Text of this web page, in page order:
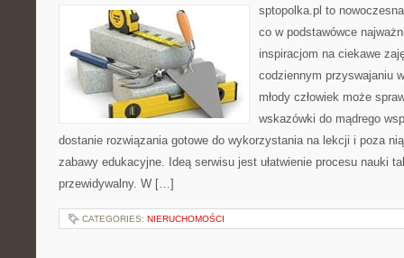
sptopolka.pl to
co w podstawówce
inspiracjom na ciekawe
codziennym przyswajaniu
młody człowiek może
wskazówki do mądrego
dostanie rozwiązania gotowe do wykorzystania na lekcji i poza
zabawy edukacyjne. Ideą serwisu jest ułatwienie procesu nauki
przewidywalny. W […]
CATEGORIES: NIERUCHOMOŚCI